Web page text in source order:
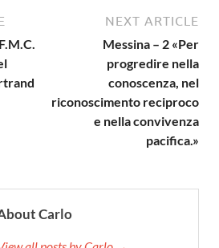
NEXT ARTICLE
Messina – 2 «Per
progredire nella
conoscenza, nel
riconoscimento reciproco
e nella convivenza
pacifica.»
Carlo